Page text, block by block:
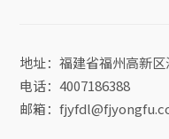
地址：福建省福州高新
电话：4007186388
邮箱：